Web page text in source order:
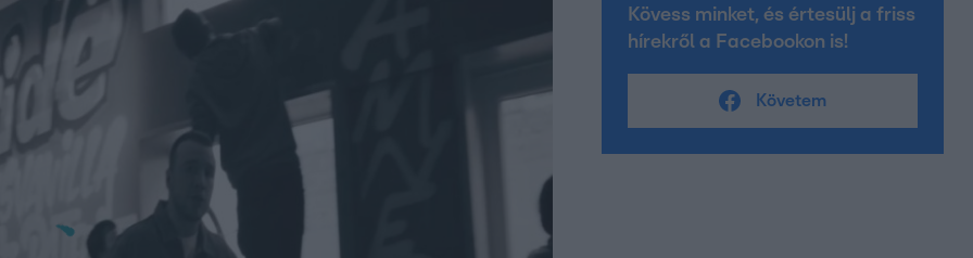
Kövess minket, és értesülj a friss
hírekről a Facebookon is!
Követem